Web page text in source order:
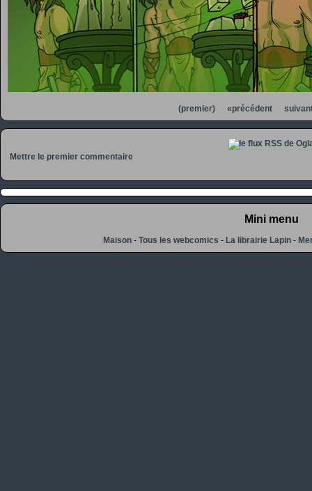
(premier) «précédent
Mettre le premier commentaire
Mini menu
Maison -Tous les webcomics -La librairie Lapin -